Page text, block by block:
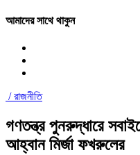
আমাদের সাথে থাকুন
/রাজনীতি
গণতন্ত্র পুনরুদ্ধারে
আহ্বান মির্জা ফখরুলের